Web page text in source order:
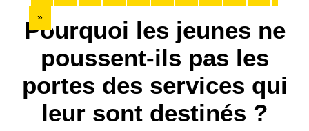
Pourquoi les jeunes ne
poussent-ils pas les
portes des services qui
leur sont destinés ?
»